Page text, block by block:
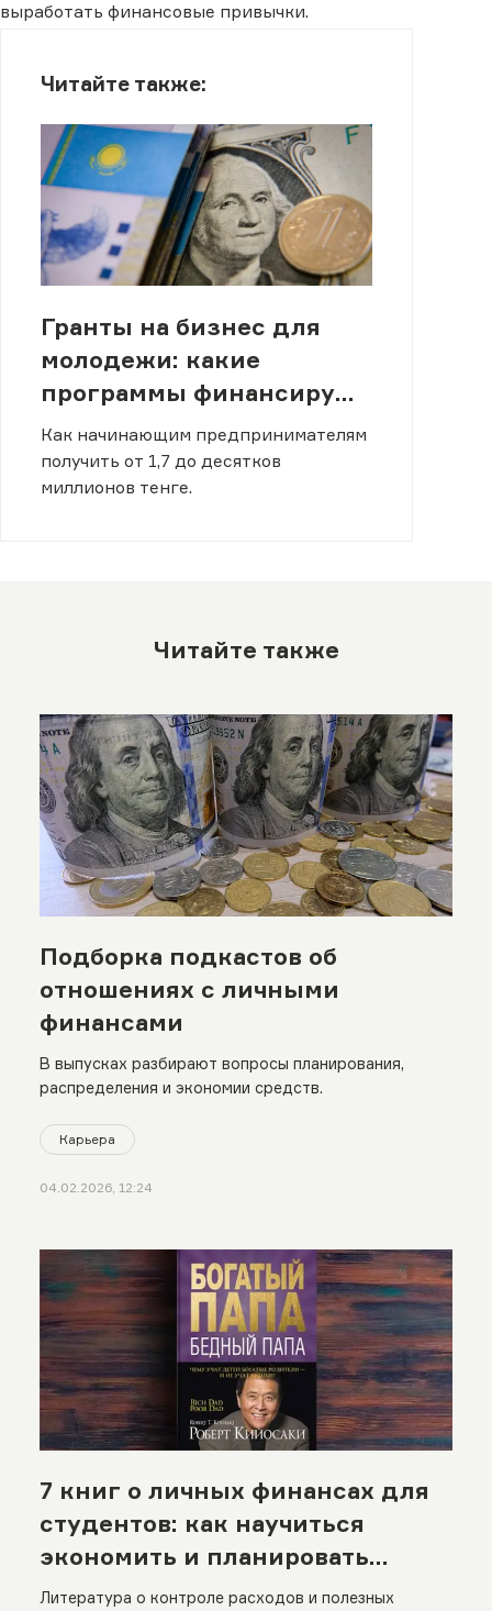
выработать финансовые привычки.
Читайте также:
Гранты на бизнес для
молодежи: какие
программы финансируют
стартапы в Казахстане
Как начинающим предпринимателям
получить от 1,7 до десятков
миллионов тенге.
Читайте также
Подборка подкастов об
отношениях с личными
финансами
В выпусках разбирают вопросы планирования,
распределения и экономии средств.
Карьера
04.02.2026, 12:24
7 книг о личных финансах для
студентов: как научиться
экономить и планировать
бюджет
Литература о контроле расходов и полезных